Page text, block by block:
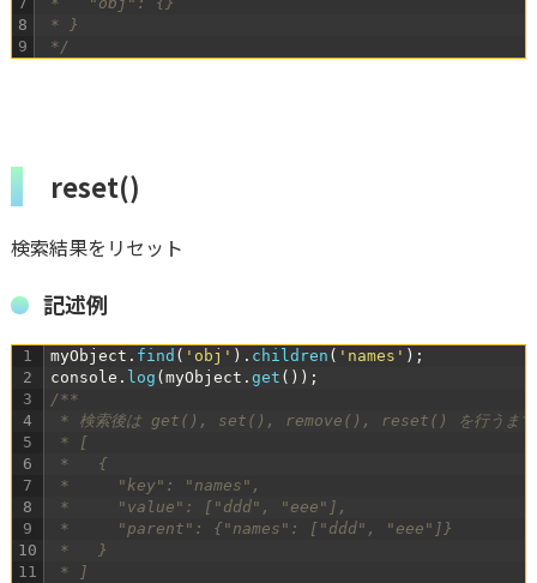
8
9
* }
*/
reset()
検索結果をリセット
記述例
1
2
3
4
5
6
7
8
9
10
11
myObject . find ( 'obj' ) . children ( 'names' ) ;
console . log ( myObject . get ( ) ) ;
/**
* 検索後は get(), set(), remove(), reset() を行うまで、
* [
*   {
*     "key": "names",
*     "value": ["ddd", "eee"],
*     "parent": {"names": ["ddd", "eee"]}
*   }
* ]